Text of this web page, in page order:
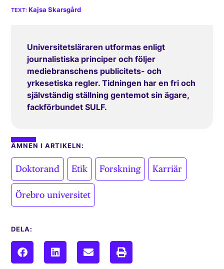
Kajsa Skarsgård
Universitetsläraren utformas enligt
journalistiska principer och följer
mediebranschens publicitets- och
yrkesetiska regler. Tidningen har en fri och
självständig ställning gentemot sin ägare,
fackförbundet SULF.
ÄMNEN I ARTIKELN:
Doktorand Etik Forskning Karriär
Örebro universitet
DELA: